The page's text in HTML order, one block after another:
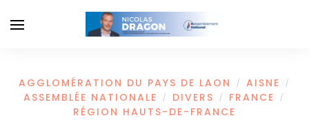
AGGLOMÉRATION DU PAYS DE LAON / AISNE /
ASSEMBLÉE NATIONALE / DIVERS / FRANCE /
RÉGION HAUTS-DE-FRANCE